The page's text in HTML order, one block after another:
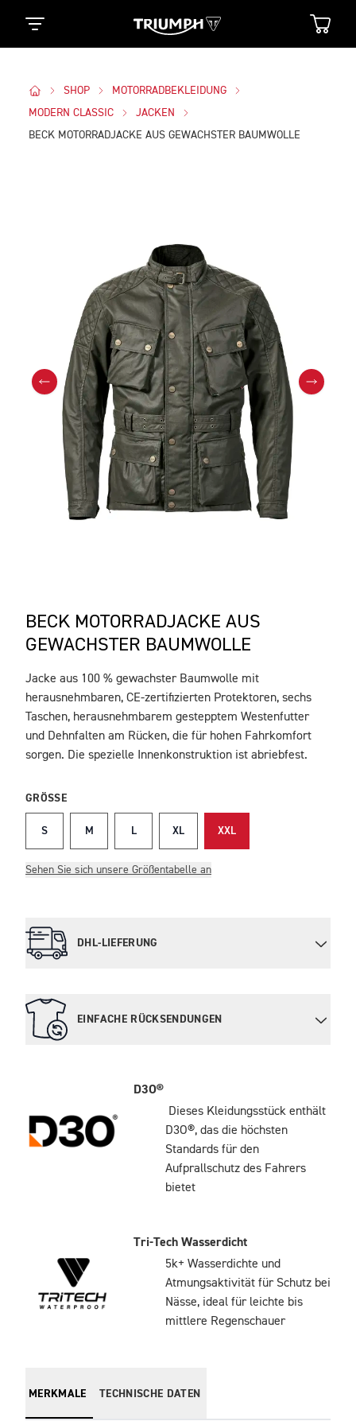
SHOP
MOTORRADBEKLEIDUNG
MODERN CLASSIC
JACKEN
BECK MOTORRADJACKE AUS GEWACHSTER BAUMWOLLE
BECK MOTORRADJACKE AUS
GEWACHSTER BAUMWOLLE
BESCHREIBUNG
Jacke aus 100 % gewachster Baumwolle mit
herausnehmbaren, CE-zertifizierten Protektoren, sechs
Taschen, herausnehmbarem gestepptem Westenfutter
und Dehnfalten am Rücken, die für hohen Fahrkomfort
sorgen. Die spezielle Innenkonstruktion ist abriebfest.
GRÖSSE
S M L XL XXL
Sehen Sie sich unsere Größentabelle an
DHL-LIEFERUNG
EINFACHE RÜCKSENDUNGEN
D3O®
Dieses Kleidungsstück enthält
D3O®, das die höchsten
Standards für den
Aufprallschutz des Fahrers
bietet
Tri-Tech Wasserdicht
5k+ Wasserdichte und
Atmungsaktivität für Schutz bei
Nässe, ideal für leichte bis
mittlere Regenschauer
MERKMALE TECHNISCHE DATEN